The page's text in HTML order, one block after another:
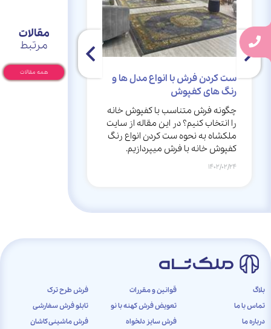
ست کردن فرش با انواع مدل ها و
رنگ های کفپوش
چگونه فرش متناسب با کفپوش خانه
را انتخاب کنیم؟ در این مقاله از سایت
ملکشاه به نحوه ست کردن انواع رنگ
کفپوش خانه با فرش میپردازیم.
1402/02/24
لیست مهم
مقالات
مرتبط
همه مقالات
بلاگ
تماس با ما
درباره ما
قوانین و مقررات
تعویض فرش کهنه با نو
فرش سایز دلخواه
فرش طرح ترک
تابلو فرش سفارشی
فرش ماشینی کاشان